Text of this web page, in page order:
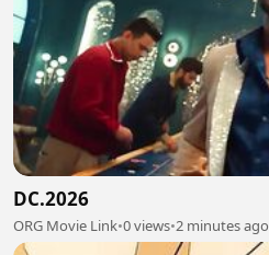
DC.2026
ORG Movie Link•0 views•2 minutes ago